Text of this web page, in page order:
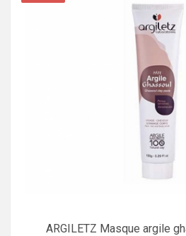
ARGILETZ Masque argile